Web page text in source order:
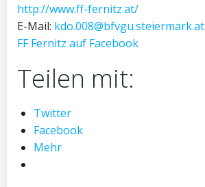
http://www.ff-fernitz.at/
E-Mail: kdo.008@bfvgu.steiermark.at
FF Fernitz auf Facebook
Teilen mit:
Twitter
Facebook
Mehr